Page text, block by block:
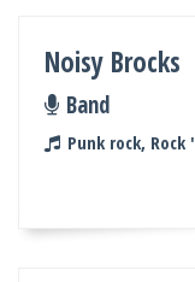
Noisy Brocks
Band
Punk rock,